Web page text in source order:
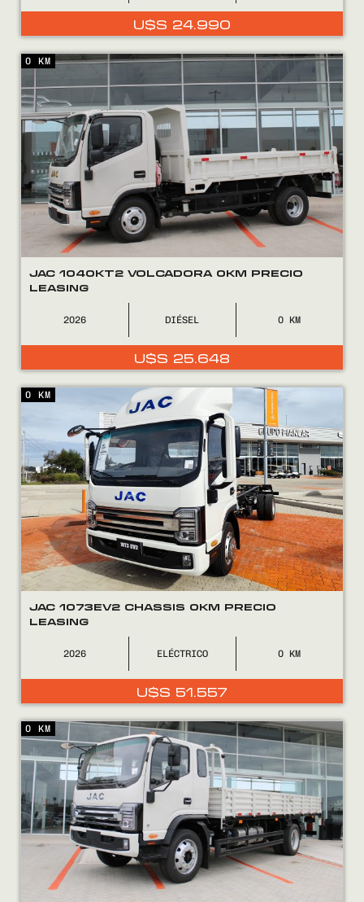
U$S 24.990
JAC 1040KT2 VOLCADORA 0KM PRECIO
LEASING
2026 DIÉSEL 0
U$S 25.648
0 KM
JAC 1073EV2 CHASSIS 0KM PRECIO
LEASING
2026 ELÉCTRICO 0
U$S 51.557
0 KM
0 KM